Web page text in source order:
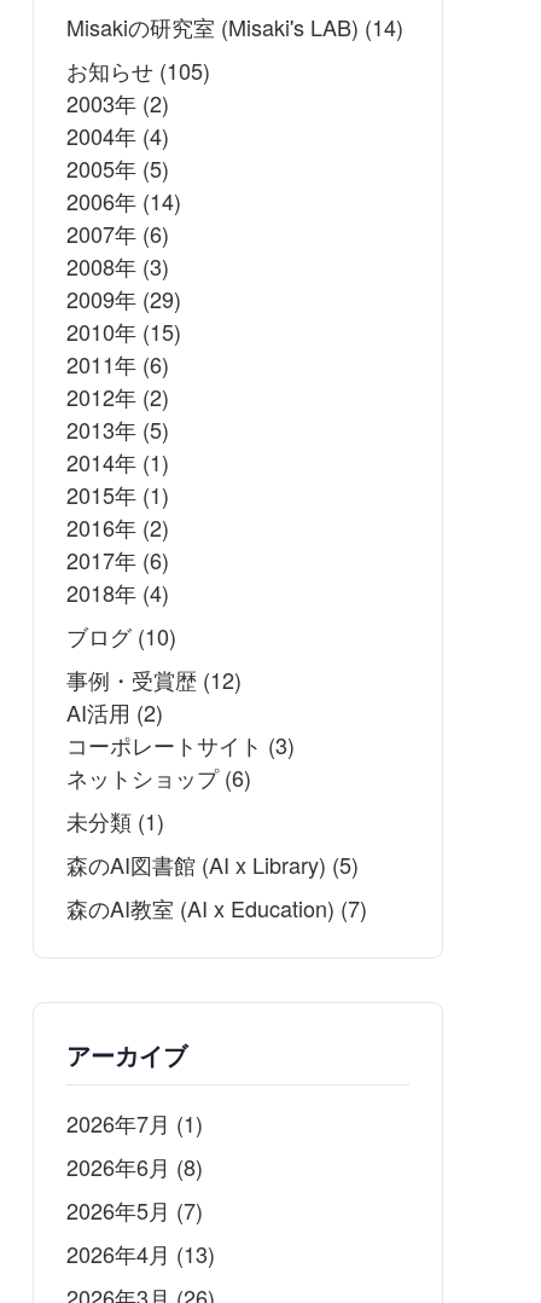
Misakiの研究室 (Misaki's LAB) (14)
お知らせ (105)
2003年 (2)
2004年 (4)
2005年 (5)
2006年 (14)
2007年 (6)
2008年 (3)
2009年 (29)
2010年 (15)
2011年 (6)
2012年 (2)
2013年 (5)
2014年 (1)
2015年 (1)
2016年 (2)
2017年 (6)
2018年 (4)
ブログ(10)
事例・受賞歴 (12)
AI活用 (2)
コーポレートサイト (3)
ネットショップ(6)
未分類 (1)
森のAI図書館 (AI x Library) (5)
森のAI教室 (AI x Education) (7)
アーカイブ
2026年7月 (1)
2026年6月 (8)
2026年5月 (7)
2026年4月 (13)
2026年3月 (26)